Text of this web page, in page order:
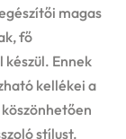
magas
fő
Ennek
kellékei a
stílust.